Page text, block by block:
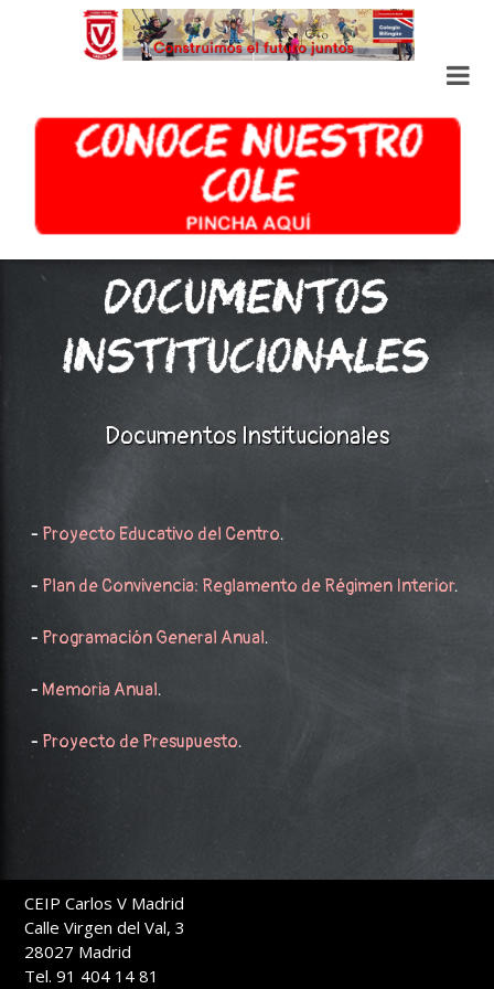
Documentos Institucionales
- Proyecto Educativo del Centro.
- Plan de Convivencia: Reglamento de Régimen Interior.
- Programación General Anual.
- Memoria Anual.
- Proyecto de Presupuesto.
CEIP Carlos V Madrid
Calle Virgen del Val, 3
28027 Madrid
Tel. 91 404 14 81